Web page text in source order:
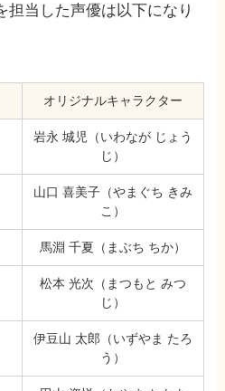
担当した声優は以下になり
オリジナルキャラクター
岩永 城児（いわなが じょう
じ）
山口 喜美子（やまぐち きみ
こ）
馬淵 千夏（まぶち ちか）
松本 光次（まつもと みつ
じ）
伊豆山 太郎（いずやま たろ
う）